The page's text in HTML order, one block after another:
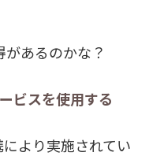
あるのかな？
ビスを使用する
より実施されてい